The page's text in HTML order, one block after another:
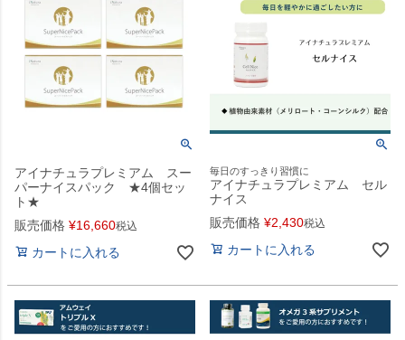
アイナチュラプレミアム スー
パーナイスパック ★4個セッ
ト★
販売価格 ¥16,660税込
カートに入れる
毎日のすっきり習慣に
アイナチュラプレミアム セル
ナイス
販売価格 ¥2,430税込
カートに入れる